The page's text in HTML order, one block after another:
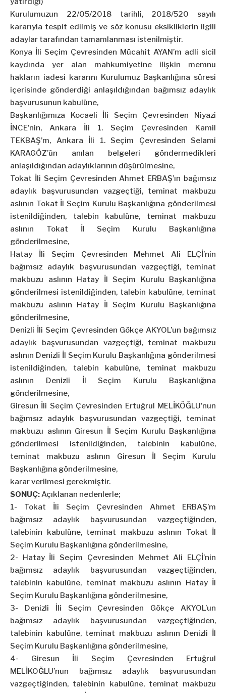
Kurulumuzun 22/05/2018 tarihli, 2018/520 sayılı
kararıyla tespit edilmiş ve söz konusu eksikliklerin ilgili
adaylar tarafından tamamlanması istenilmiştir.
Konya İli Seçim Çevresinden Mücahit AYAN’m adli sicil
kaydında yer alan mahkumiyetine ilişkin memnu
hakların iadesi kararını Kurulumuz Başkanlığına süresi
içerisinde gönderdiği anlaşıldığından bağımsız adaylık
başvurusunun kabulüne,
Başkanlığımıza Kocaeli İli Seçim Çevresinden Niyazi
İNCE’nin, Ankara İli 1. Seçim Çevresinden Kamil
TEKBAŞ’m, Ankara İli 1. Seçim Çevresinden Selami
KARAGÖZ’ün anılan belgeleri göndermedikleri
anlaşıldığından adaylıklarının düşürülmesine,
Tokat İli Seçim Çevresinden Ahmet ERBAŞ’ın bağımsız
adaylık başvurusundan vazgeçtiği, teminat makbuzu
aslının Tokat İl Seçim Kurulu Başkanlığına gönderilmesi
istenildiğinden, talebin kabulüne, teminat makbuzu
aslının Tokat İl Seçim Kurulu Başkanlığına
gönderilmesine,
Hatay İli Seçim Çevresinden Mehmet Ali ELÇİ’nin
bağımsız adaylık başvurusundan vazgeçtiği, teminat
makbuzu aslının Hatay İl Seçim Kurulu Başkanlığına
gönderilmesi istenildiğinden, talebin kabulüne, teminat
makbuzu aslının Hatay İl Seçim Kurulu Başkanlığına
gönderilmesine,
Denizli İli Seçim Çevresinden Gökçe AKYOL’un bağımsız
adaylık başvurusundan vazgeçtiği, teminat makbuzu
aslının Denizli İl Seçim Kurulu Başkanlığına gönderilmesi
istenildiğinden, talebin kabulüne, teminat makbuzu
aslının Denizli İl Seçim Kurulu Başkanlığına
gönderilmesine,
Giresun İli Seçim Çevresinden Ertuğrul MELİKÖĞLU’nun
bağımsız adaylık başvurusundan vazgeçtiği, teminat
makbuzu aslının Giresun İl Seçim Kurulu Başkanlığına
gönderilmesi istenildiğinden, talebinin kabulüne,
teminat makbuzu aslının Giresun İl Seçim Kurulu
Başkanlığına gönderilmesine,
karar verilmesi gerekmiştir.
SONUÇ:Açıklanan nedenlerle;
1- Tokat İli Seçim Çevresinden Ahmet ERBAŞ’m
bağımsız adaylık başvurusundan vazgeçtiğinden,
talebinin kabulüne, teminat makbuzu aslının Tokat İl
Seçim Kurulu Başkanlığına gönderilmesine,
2- Hatay İli Seçim Çevresinden Mehmet Ali ELÇİ’nin
bağımsız adaylık başvurusundan vazgeçtiğinden,
talebinin kabulüne, teminat makbuzu aslının Hatay İl
Seçim Kurulu Başkanlığına gönderilmesine,
3- Denizli İli Seçim Çevresinden Gökçe AKYOL’un
bağımsız adaylık başvurusundan vazgeçtiğinden,
talebinin kabulüne, teminat makbuzu aslının Denizli İl
Seçim Kurulu Başkanlığına gönderilmesine,
4- Giresun İli Seçim Çevresinden Ertuğrul
MELİKOĞLU’nun bağımsız adaylık başvurusundan
vazgeçtiğinden, talebinin kabulüne, teminat makbuzu